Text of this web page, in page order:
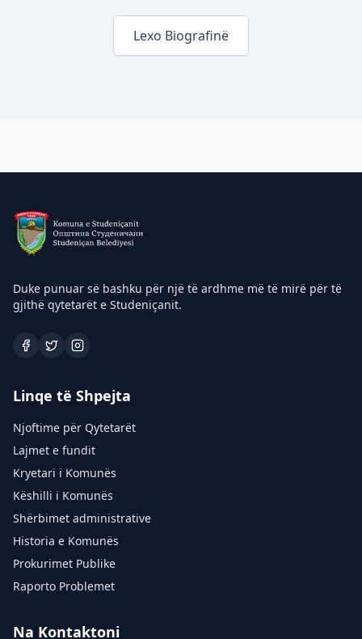
Lexo Biografinë
Duke punuar së bashku për një të ardhme më të mirë për të
gjithë qytetarët e Studeniçanit.
Linqe të Shpejta
Njoftime për Qytetarët
Lajmet e fundit
Kryetari i Komunës
Këshilli i Komunës
Shërbimet administrative
Historia e Komunës
Prokurimet Publike
Raporto Problemet
Na Kontaktoni